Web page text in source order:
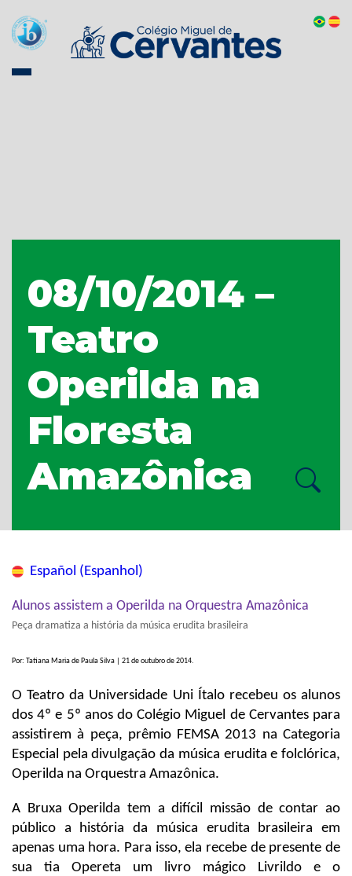
08/10/2014 –
Teatro
Operilda na
Floresta
Amazônica
Español (Espanhol)
Alunos assistem a Operilda na Orquestra Amazônica
Peça dramatiza a história da música erudita brasileira
Por: Tatiana Maria de Paula Silva | 21 de outubro de 2014.
O Teatro da Universidade Uni Ítalo recebeu os alunos
dos 4º e 5º anos do Colégio Miguel de Cervantes para
assistirem à peça, prêmio FEMSA 2013 na Categoria
Especial pela divulgação da música erudita e folclórica,
Operilda na Orquestra Amazônica.
A Bruxa Operilda tem a difícil missão de contar ao
público a história da música erudita brasileira em
apenas uma hora. Para isso, ela recebe de presente de
sua tia Opereta um livro mágico Livrildo e o